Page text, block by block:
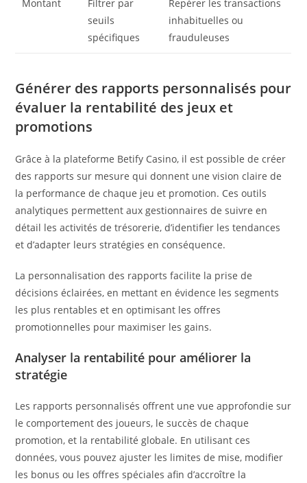
Montant
Filtrer par
seuils
spécifiques
Repérer les transactions
inhabituelles ou
frauduleuses
Générer des rapports personnalisés pour
évaluer la rentabilité des jeux et
promotions
Grâce à la plateforme Betify Casino, il est possible de créer
des rapports sur mesure qui donnent une vision claire de
la performance de chaque jeu et promotion. Ces outils
analytiques permettent aux gestionnaires de suivre en
détail les activités de trésorerie, d’identifier les tendances
et d’adapter leurs stratégies en conséquence.
La personnalisation des rapports facilite la prise de
décisions éclairées, en mettant en évidence les segments
les plus rentables et en optimisant les offres
promotionnelles pour maximiser les gains.
Analyser la rentabilité pour améliorer la
stratégie
Les rapports personnalisés offrent une vue approfondie sur
le comportement des joueurs, le succès de chaque
promotion, et la rentabilité globale. En utilisant ces
données, vous pouvez ajuster les limites de mise, modifier
les bonus ou les offres spéciales afin d’accroître la